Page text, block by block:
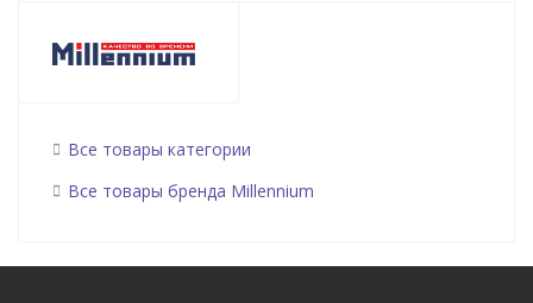
Все товары категории
Все товары бренда Millennium